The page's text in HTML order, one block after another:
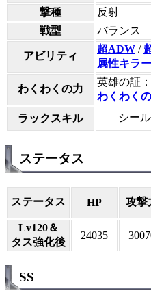
撃種
反射
戦型
バランス
アビリティ
超ADW /
属性キラー
わくわくの力
英雄の証
わくわく
ラックスキル
シー
ステータス
ステータス HP 攻撃
Lv120＆
タス強化後
24035
SS